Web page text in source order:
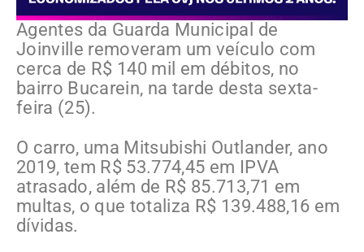
Agentes da Guarda Municipal de
Joinville removeram um veículo com
cerca de R$ 140 mil em débitos, no
bairro Bucarein, na tarde desta sexta-
feira (25).
O carro, uma Mitsubishi Outlander, ano
2019, tem R$ 53.774,45 em IPVA
atrasado, além de R$ 85.713,71 em
multas, o que totaliza R$ 139.488,16 em
dívidas.